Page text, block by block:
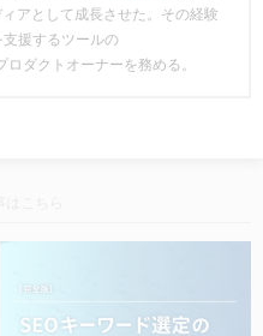
アとして成長させた。その経験
援するツールの
ロダクトオーナーを務める。